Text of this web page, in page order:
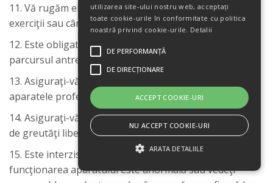
11. Vă rugăm eliberaţi aparatul în pauzele dintre
exerciţii sau când vorbiţi la telefon.
12. Este obligatorie păstrarea ordinii şi disciplinei pe
parcursul antrenamentului.
13. Asiguraţi-vă că ştiţi cum funcţionează şi se reglează
aparatele profesionale cu care este echipată sala.
14. Asiguraţi-vă că ştiţi să folosiţi corect echipamentul
de greutăţi libere.
15. Este interzisă bruscarea aparatelor. Dacă
funcţionarea aparatului este anormală sau vedeţi
utilizarea site-ului nostru web, acceptați
toate cookie-urile în conformitate cu politica
noastră privind cookie-urile. Detalii
DE PERFORMANȚĂ
DE DIRECȚIONARE
ACCEPT COOKIE-URI
NU ACCEPT COOKIE-URI
ARATA DETALIILE